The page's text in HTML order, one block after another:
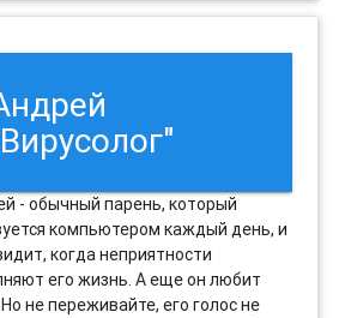
- обычный парень, который
компьютером каждый день, и
когда неприятности
его жизнь. А еще он любит
не переживайте, его голос не